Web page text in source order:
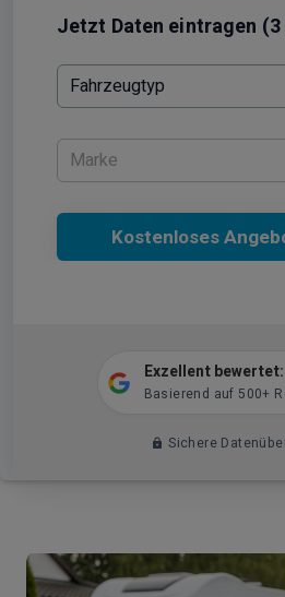
Jetzt Daten eintragen
Fahrzeugtyp
Marke
Kostenloses
Exzellent
Basierend auf 500+
Sichere